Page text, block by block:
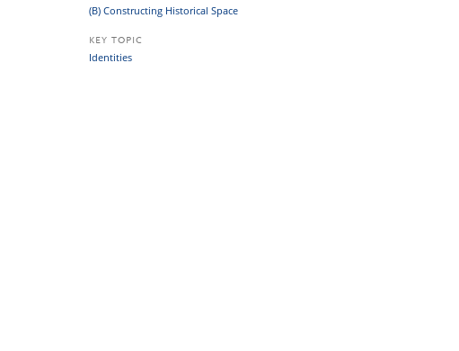
(B) Constructing Historical Space
KEY TOPIC
Identities